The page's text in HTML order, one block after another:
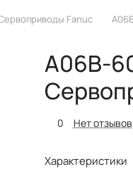
Fanuc
A06B-
0 Нет отзывов
Характеристики